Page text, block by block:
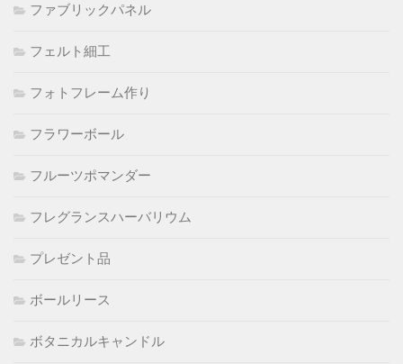
ファブリックパネル
フェルト細工
フォトフレーム作り
フラワーボール
フルーツポマンダー
フレグランスハーバリウム
プレゼント品
ボールリース
ボタニカルキャンドル